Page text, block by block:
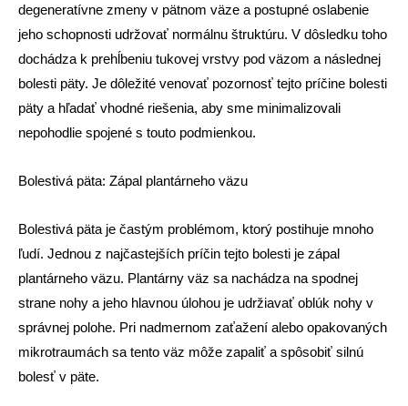
degeneratívne zmeny v pätnom väze a postupné oslabenie
jeho schopnosti udržovať normálnu štruktúru. V dôsledku toho
dochádza k prehĺbeniu tukovej vrstvy pod väzom a následnej
bolesti päty. Je dôležité venovať pozornosť tejto príčine bolesti
päty a hľadať vhodné riešenia, aby sme minimalizovali
nepohodlie spojené s touto podmienkou.
Bolestivá päta: Zápal plantárneho väzu
Bolestivá päta je častým problémom, ktorý postihuje mnoho
ľudí. Jednou z najčastejších príčin tejto bolesti je zápal
plantárneho väzu. Plantárny väz sa nachádza na spodnej
strane nohy a jeho hlavnou úlohou je udržiavať oblúk nohy v
správnej polohe. Pri nadmernom zaťažení alebo opakovaných
mikrotraumách sa tento väz môže zapaliť a spôsobiť silnú
bolesť v päte.